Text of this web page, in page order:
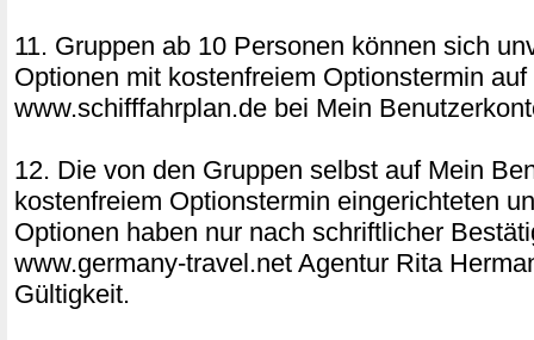
11. Gruppen ab 10 Personen können sich
Optionen mit kostenfreiem Optionstermin auf
www.schifffahrplan.de bei Mein
12. Die von den Gruppen selbst auf Mein
kostenfreiem Optionstermin eingerichteten
Optionen haben nur nach schriftlicher
www.germany-travel.net Agentur Rita
Gültigkeit.